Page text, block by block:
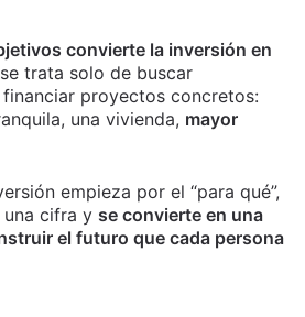
convierte la inversión en
trata solo de buscar
proyectos concretos:
una vivienda, mayor
empieza por el “para qué”,
cifra y se convierte en una
el futuro que cada persona